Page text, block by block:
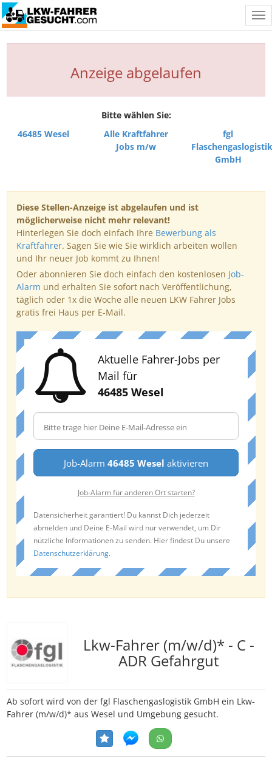
Anzeige abgelaufen
Bitte wählen Sie:
46485 Wesel
Alle Kraftfahrer
Jobs m/w
fgl
Flaschengaslogistik
GmbH
Diese Stellen-Anzeige ist abgelaufen und ist
möglicherweise nicht mehr relevant!
Hinterlegen Sie doch einfach Ihre Bewerbung als
Kraftfahrer. Sagen Sie wie Sie wirklich arbeiten wollen
und Ihr neuer Job kommt zu Ihnen!
Oder abonnieren Sie doch einfach den kostenlosen Job-
Alarm und erhalten Sie sofort nach Veröffentlichung,
täglich oder 1x die Woche alle neuen LKW Fahrer Jobs
gratis frei Haus per E-Mail.
Aktuelle Fahrer-Jobs per
Mail für
46485 Wesel
Job-Alarm 46485 Wesel aktivieren
Job-Alarm für anderen Ort starten?
Datensicherheit garantiert! Du kannst Dich jederzeit
abmelden und Deine E-Mail wird nur verwendet, um Dir
nützliche Informationen zu senden. Hier findest Du unsere
Datenschutzerklärung.
Lkw-Fahrer (m/w/d)* - C -
ADR Gefahrgut
Ab sofort wird von der fgl Flaschengaslogistik GmbH ein Lkw-
Fahrer (m/w/d)* aus Wesel und Umgebung gesucht.